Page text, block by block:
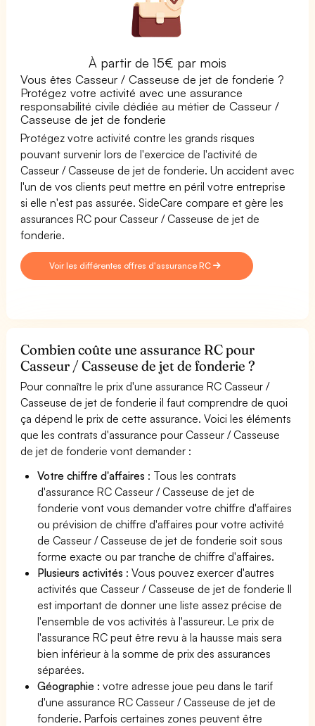
À partir de 15€ par mois
Vous êtes Casseur / Casseuse de jet de fonderie ?
Protégez votre activité avec une assurance
responsabilité civile dédiée au métier de Casseur /
Casseuse de jet de fonderie
Protégez votre activité contre les grands risques
pouvant survenir lors de l'exercice de l'activité de
Casseur / Casseuse de jet de fonderie. Un accident avec
l'un de vos clients peut mettre en péril votre entreprise
si elle n'est pas assurée. SideCare compare et gère les
assurances RC pour Casseur / Casseuse de jet de
fonderie.
Voir les différentes offres d'assurance RC
Combien coûte une assurance RC pour
Casseur / Casseuse de jet de fonderie ?
Pour connaître le prix d'une assurance RC Casseur /
Casseuse de jet de fonderie il faut comprendre de quoi
ça dépend le prix de cette assurance. Voici les éléments
que les contrats d'assurance pour Casseur / Casseuse
de jet de fonderie vont demander :
Votre chiffre d'affaires : Tous les contrats
d'assurance RC Casseur / Casseuse de jet de
fonderie vont vous demander votre chiffre d'affaires
ou prévision de chiffre d'affaires pour votre activité
de Casseur / Casseuse de jet de fonderie soit sous
forme exacte ou par tranche de chiffre d'affaires.
Plusieurs activités : Vous pouvez exercer d'autres
activités que Casseur / Casseuse de jet de fonderie Il
est important de donner une liste assez précise de
l'ensemble de vos activités à l'assureur. Le prix de
l'assurance RC peut être revu à la hausse mais sera
bien inférieur à la somme de prix des assurances
séparées.
Géographie :votre adresse joue peu dans le tarif
d'une assurance RC Casseur / Casseuse de jet de
fonderie. Parfois certaines zones peuvent être